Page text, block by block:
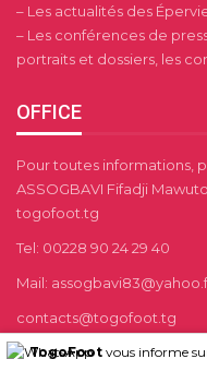
– Les actualités des
– Les conférences de
portraits et dossiers, les
OFFICE
Pour toutes informations,
ASSOGBAVI Fifadji
togofoot.tg
Tel: 00228 90 24 29 40
Mail:
contacts@togofoot.tg
togofootinfo2@gmail.com
TogoFoot vous informe